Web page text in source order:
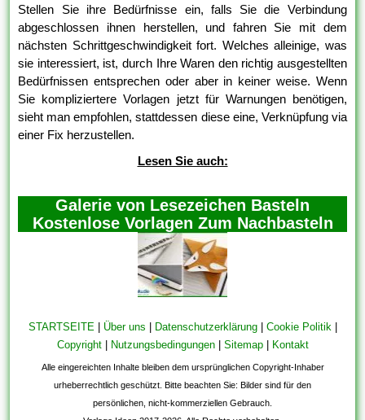
Stellen Sie ihre Bedürfnisse ein, falls Sie die Verbindung
abgeschlossen ihnen herstellen, und fahren Sie mit dem
nächsten Schrittgeschwindigkeit fort. Welches alleinige, was
sie interessiert, ist, durch Ihre Waren den richtig ausgestellten
Bedürfnissen entsprechen oder aber in keiner weise. Wenn
Sie kompliziertere Vorlagen jetzt für Warnungen benötigen,
sieht man empfohlen, stattdessen diese eine, Verknüpfung via
einer Fix herzustellen.
Lesen Sie auch:
Galerie von Lesezeichen Basteln
Kostenlose Vorlagen Zum Nachbasteln
STARTSEITE| Über uns Datenschutzerklärung| Cookie Politik|
Copyright| Nutzungsbedingungen| Sitemap| Kontakt
Alle eingereichten Inhalte bleiben dem ursprünglichen Copyright-Inhaber
urheberrechtlich geschützt. Bitte beachten Sie: Bilder sind für den
persönlichen, nicht-kommerziellen Gebrauch.